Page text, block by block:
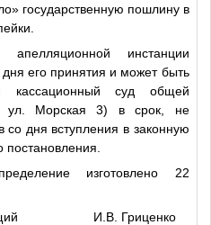
государственную пошлину в
инстанции
дня его принятия и может быть
кассационный суд общей
ул. Морская 3) в срок, не
дня вступления в законную
постановления.
изготовлено 22
И.В. Гриценко